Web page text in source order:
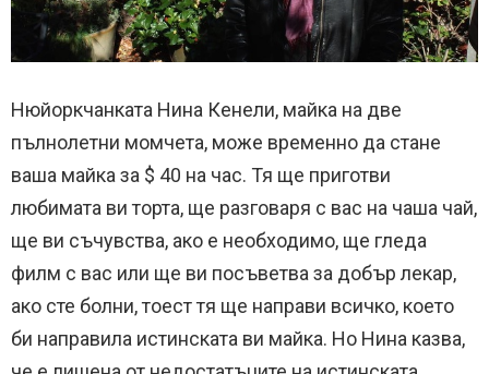
Нюйоркчанката Нина Кенели, майка на две
пълнолетни момчета, може временно да стане
ваша майка за $ 40 на час. Тя ще приготви
любимата ви торта, ще разговаря с вас на чаша чай,
ще ви съчувства, ако е необходимо, ще гледа
филм с вас или ще ви посъветва за добър лекар,
ако сте болни, тоест тя ще направи всичко, което
би направила истинската ви майка. Но Нина казва,